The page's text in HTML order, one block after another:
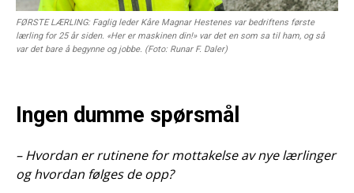
FØRSTE LÆRLING: Faglig leder Kåre Magnar Hestenes var bedriftens første
lærling for 25 år siden. «Her er maskinen din!» var det en som sa til ham, og så
var det bare å begynne og jobbe. (Foto: Runar F. Daler)
Ingen dumme spørsmål
– Hvordan er rutinene for mottakelse av nye lærlinger
og hvordan følges de opp?